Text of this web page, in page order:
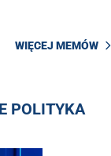
WIĘCEJ MEMÓW
POLITYKA